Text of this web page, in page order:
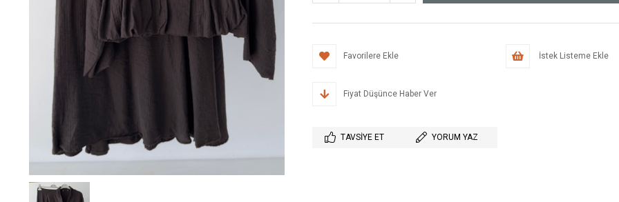
Favorilere Ekle İstek Listeme Ekle
Fiyat Düşünce Haber Ver
TAVSIYE ET YORUM YAZ